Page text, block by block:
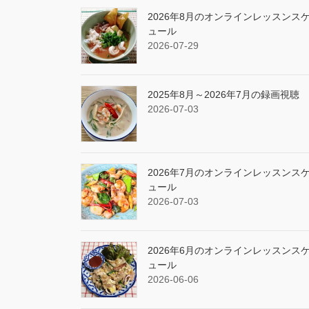
2026年8月のオンラインレッスンス
ュール
2026-07-29
2025年8月～2026年7月の録画視聴
2026-07-03
2026年7月のオンラインレッスンス
ュール
2026-07-03
2026年6月のオンラインレッスンス
ュール
2026-06-06